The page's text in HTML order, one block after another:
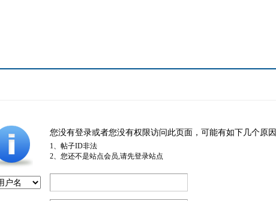
您没有登录或者您没有权限访问此页面，可能有如下几个原因
1、帖子ID非法
2、您还不是站点会员,请先登录站点